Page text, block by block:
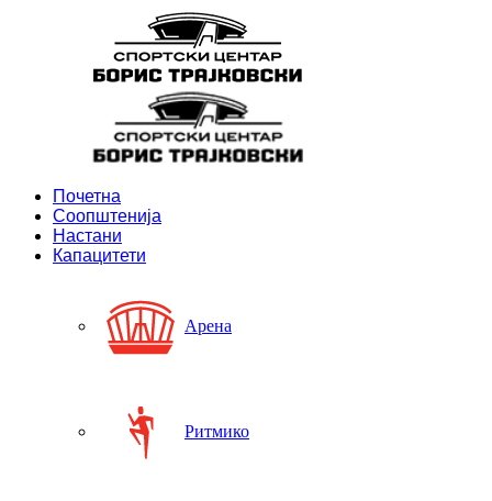
Почетна
Соопштенија
Настани
Капацитети
Арена
Ритмико